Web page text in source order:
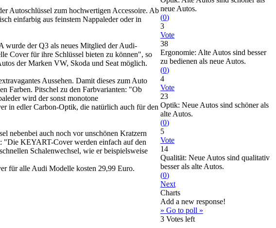
Autoschlüssel zum hochwertigen Accessoire. Ab
einfarbig aus feinstem Nappaleder oder in
wurde der Q3 als neues Mitglied der Audi-
Cover für ihre Schlüssel bieten zu können", so
der Marken VW, Skoda und Seat möglich.
Aussehen. Damit dieses zum Auto
Farben. Pitschel zu den Farbvarianten: "Ob
wird der sonst monotone
in edler Carbon-Optik, die natürlich auch für den
nebenbei auch noch vor unschönen Kratzern
"Die KEYART-Cover werden einfach auf den
Schalenwechsel, wie er beispielsweise
für alle Audi Modelle kosten 29,99 Euro.
neue Autos.
(0)
3
Vote
38
Ergonomie: Alte Autos sind besser
zu bedienen als neue Autos.
(0)
4
Vote
23
Optik: Neue Autos sind schöner als
alte Autos.
(0)
5
Vote
14
Qualität: Neue Autos sind qualitativ
besser als alte Autos.
(0)
Next
Charts
Add a new response!
» Go to poll »
3 Votes left